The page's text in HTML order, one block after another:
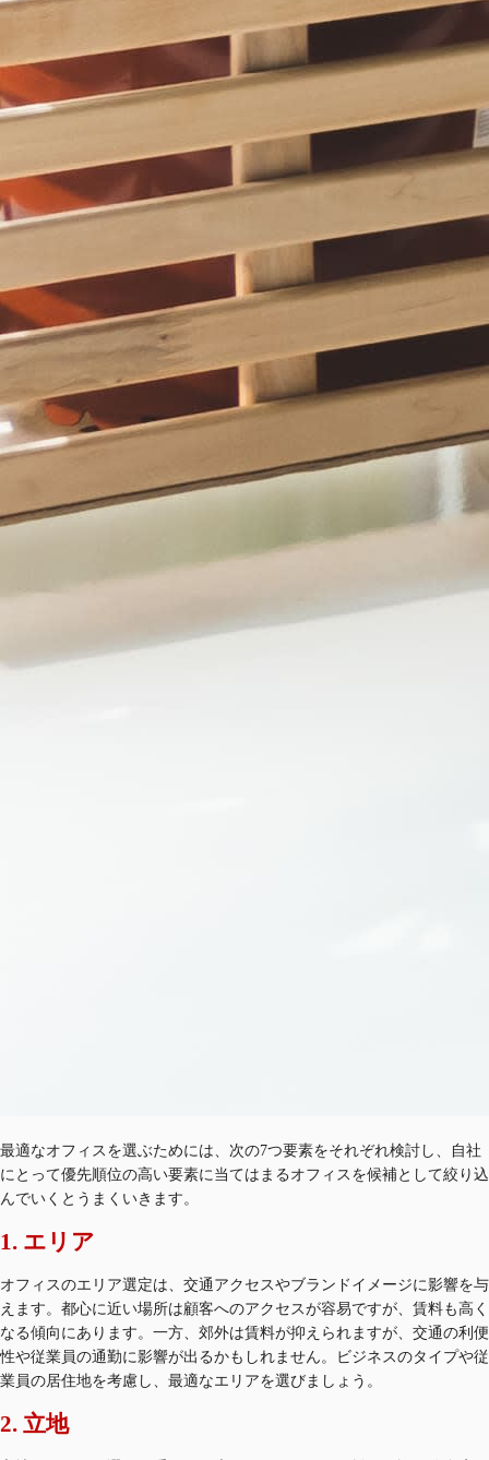
最適なオフィスを選ぶためには、次の7つ要素をそれぞれ検討し、自社
にとって優先順位の高い要素に当てはまるオフィスを候補として絞り込
んでいくとうまくいきます。
1. エリア
オフィスのエリア選定は、交通アクセスやブランドイメージに影響を与
えます。都心に近い場所は顧客へのアクセスが容易ですが、賃料も高く
なる傾向にあります。一方、郊外は賃料が抑えられますが、交通の利便
性や従業員の通勤に影響が出るかもしれません。ビジネスのタイプや従
業員の居住地を考慮し、最適なエリアを選びましょう。
2. 立地